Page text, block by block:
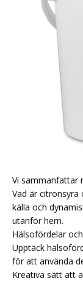
Vi sammanfattar
Vad är citronsyra
källa och
utanför hem.
Hälsofördelar
Upptäck
för att använda
Kreativa sätt att